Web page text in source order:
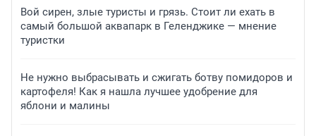
Вой сирен, злые туристы и грязь. Стоит ли ехать в
самый большой аквапарк в Геленджике — мнение
туристки
Не нужно выбрасывать и сжигать ботву помидоров и
картофеля! Как я нашла лучшее удобрение для
яблони и малины